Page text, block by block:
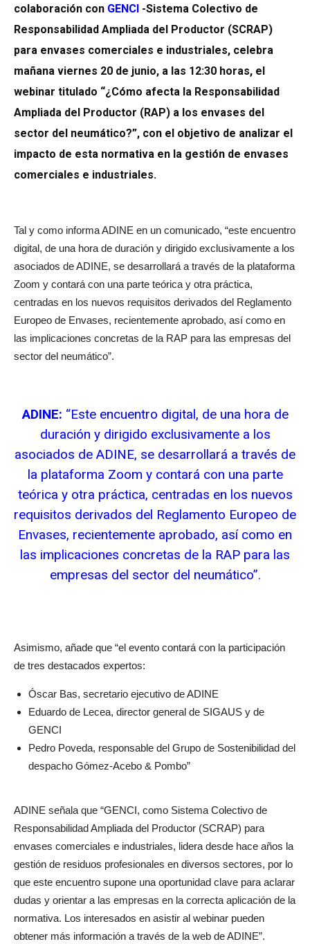
colaboración con GENCI -Sistema Colectivo de
Responsabilidad Ampliada del Productor (SCRAP)
para envases comerciales e industriales, celebra
mañana viernes 20 de junio, a las 12:30 horas, el
webinar titulado “¿Cómo afecta la Responsabilidad
Ampliada del Productor (RAP) a los envases del
sector del neumático?”, con el objetivo de analizar el
impacto de esta normativa en la gestión de envases
comerciales e industriales.
Tal y como informa ADINE en un comunicado, “este encuentro
digital, de una hora de duración y dirigido exclusivamente a los
asociados de ADINE, se desarrollará a través de la plataforma
Zoom y contará con una parte teórica y otra práctica,
centradas en los nuevos requisitos derivados del Reglamento
Europeo de Envases, recientemente aprobado, así como en
las implicaciones concretas de la RAP para las empresas del
sector del neumático”.
ADINE: “Este encuentro digital, de una hora de
duración y dirigido exclusivamente a los
asociados de ADINE, se desarrollará a través de
la plataforma Zoom y contará con una parte
teórica y otra práctica, centradas en los nuevos
requisitos derivados del Reglamento Europeo de
Envases, recientemente aprobado, así como en
las implicaciones concretas de la RAP para las
empresas del sector del neumático”.
Asimismo, añade que “el evento contará con la participación
de tres destacados expertos:
Óscar Bas, secretario ejecutivo de ADINE
Eduardo de Lecea, director general de SIGAUS y de
GENCI
Pedro Poveda, responsable del Grupo de Sostenibilidad del
despacho Gómez-Acebo & Pombo”
ADINE señala que “GENCI, como Sistema Colectivo de
Responsabilidad Ampliada del Productor (SCRAP) para
envases comerciales e industriales, lidera desde hace años la
gestión de residuos profesionales en diversos sectores, por lo
que este encuentro supone una oportunidad clave para aclarar
dudas y orientar a las empresas en la correcta aplicación de la
normativa. Los interesados en asistir al webinar pueden
obtener más información a través de la web de ADINE”.